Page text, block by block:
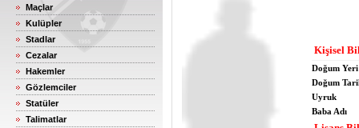
Maçlar
Kulüpler
Stadlar
Cezalar
Hakemler
Gözlemciler
Statüler
Talimatlar
Kişisel
Doğum Yeri
Doğum
Uyruk
Baba Adı